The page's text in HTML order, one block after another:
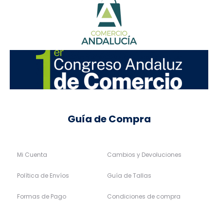
Guía de Compra
Mi Cuenta
Política de Envíos
Formas de Pago
Cambios y Devoluciones
Guía de Tallas
Condiciones de compra